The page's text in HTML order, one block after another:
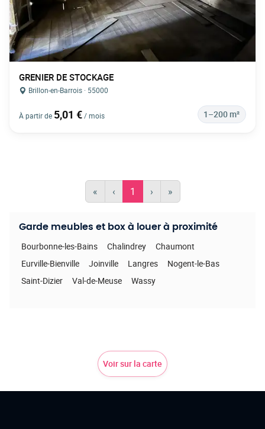
GRENIER DE STOCKAGE
Brillon-en-Barrois · 55000
À partir de 5,01 €/ mois 1–200 m²
« ‹ 1 › »
Garde meubles et box à louer à proximité
Bourbonne-les-Bains Chalindrey
Chaumont
Eurville-Bienville
Joinville Langres
Nogent-le-Bas
Saint-Dizier
Val-de-Meuse Wassy
Voir sur la carte